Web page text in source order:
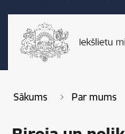
Sākums Par mums